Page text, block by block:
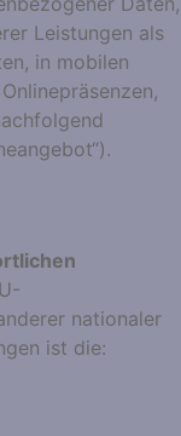
Leistungen als
in mobilen
nationaler
ist die: